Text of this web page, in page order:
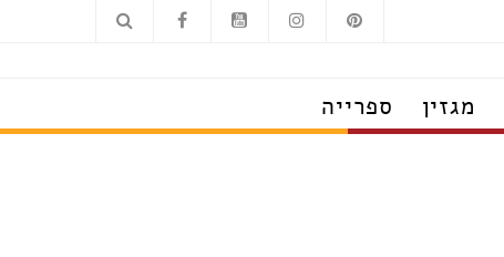
מגזין ספרייה